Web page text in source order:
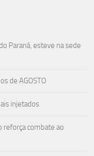
Paraná, esteve na sede
de AGOSTO
injetados
reforça combate ao